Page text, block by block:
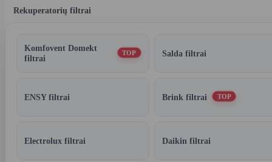
Rekuperatorių filtrai
Komfovent Domekt
filtrai
TOP Salda filtrai
ENSY filtrai Brink filtrai TOP
Electrolux filtrai Daikin filtrai